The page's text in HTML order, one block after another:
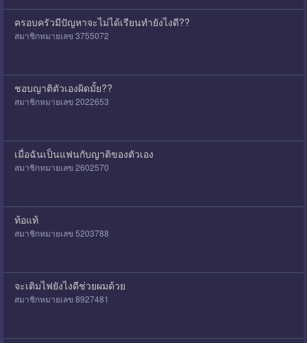
ครอบครัวมีปัญหาจะไม่ได้เรียนทำยังไงดี??
สมาชิกหมายเลข 3755072
ชอบญาติตัวเองผิดมั้ย??
สมาชิกหมายเลข 2022653
เมื่อฉันเป็นแฟนกับญาติของตัวเอง
สมาชิกหมายเลข 2602570
ท้อแท้
สมาชิกหมายเลข 5203788
จะเติมไฟยังไงดีช่วยผมด้วย
สมาชิกหมายเลข 8927481